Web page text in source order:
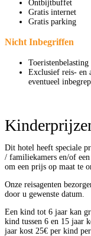
Ontbijtbuffet
Gratis internet
Gratis parking
Nicht Inbegriffen
Exclusief reis- en
eventueel
Dit hotel heeft speciale
/ familiekamers en/of een
om een prijs op maat te
Onze reisagenten
door u gewenste datum.
Een kind tot 6 jaar kan
kind tussen 6 en 15 jaar
jaar kost 25€ per kind per